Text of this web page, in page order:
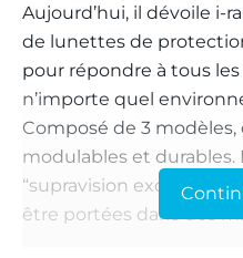
Aujourd’hui, il dévoile i-
de lunettes de
pour répondre à tous
n’importe quel
Composé de 3
modulables et
“supravision
être portées dans des